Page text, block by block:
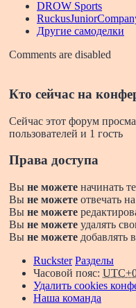
DROW Sports
Другие самоделки
Comments are disabled
Кто сейчас на
Сейчас этот форум
пользователей и 1 гость
Права доступа
Вы не можете начинать
Вы не можете отвечать
Вы не можете
Вы не можете удалять
Вы не можете добавлять
Ruckster Разделы
Часовой пояс:
Удалить cookies
Наша команда